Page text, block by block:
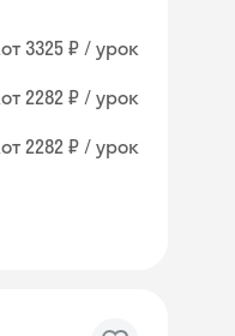
от 3325 ₽ / урок
от 2282 ₽ / урок
от 2282 ₽ / урок